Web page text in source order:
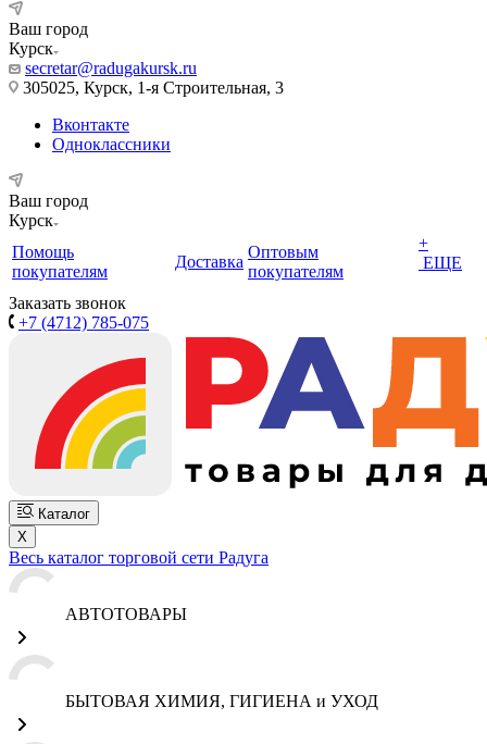
Ваш город
Курск
secretar@radugakursk.ru
305025, Курск, 1-я Строительная, 3
Вконтакте
Одноклассники
Ваш город
Курск
Помощь
покупателям
Доставка
Оптовым
покупателям
+
ЕЩЕ
Заказать звонок
+7 (4712) 785-075
Каталог
X
Весь каталог торговой сети Радуга
АВТОТОВАРЫ
БЫТОВАЯ ХИМИЯ, ГИГИЕНА и УХОД